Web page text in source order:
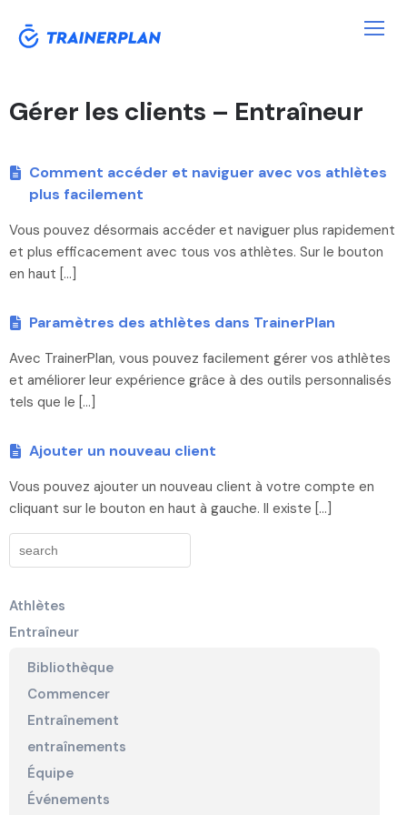
Gérer les clients – Entraîneur
Comment accéder et naviguer avec vos athlètes
plus facilement
Vous pouvez désormais accéder et naviguer plus rapidement
et plus efficacement avec tous vos athlètes. Sur le bouton
en haut […]
Paramètres des athlètes dans TrainerPlan
Avec TrainerPlan, vous pouvez facilement gérer vos athlètes
et améliorer leur expérience grâce à des outils personnalisés
tels que le […]
Ajouter un nouveau client
Vous pouvez ajouter un nouveau client à votre compte en
cliquant sur le bouton en haut à gauche. Il existe […]
Athlètes
Entraîneur
Bibliothèque
Commencer
Entraînement
entraînements
Équipe
Événements